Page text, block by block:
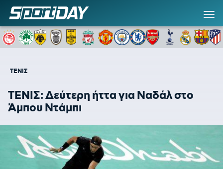
ΤΕΝΙΣ
ΤΕΝΙΣ: Δεύτερη ήττα για Ναδάλ στο
Άμπου Ντάμπι